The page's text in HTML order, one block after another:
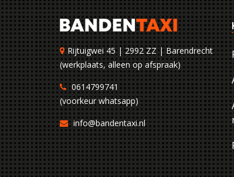
Rijtuigwei 45 | 2992 ZZ | Barendrecht
(werkplaats, alleen op afspraak)
0614799741
(voorkeur whatsapp)
info@bandentaxi.nl